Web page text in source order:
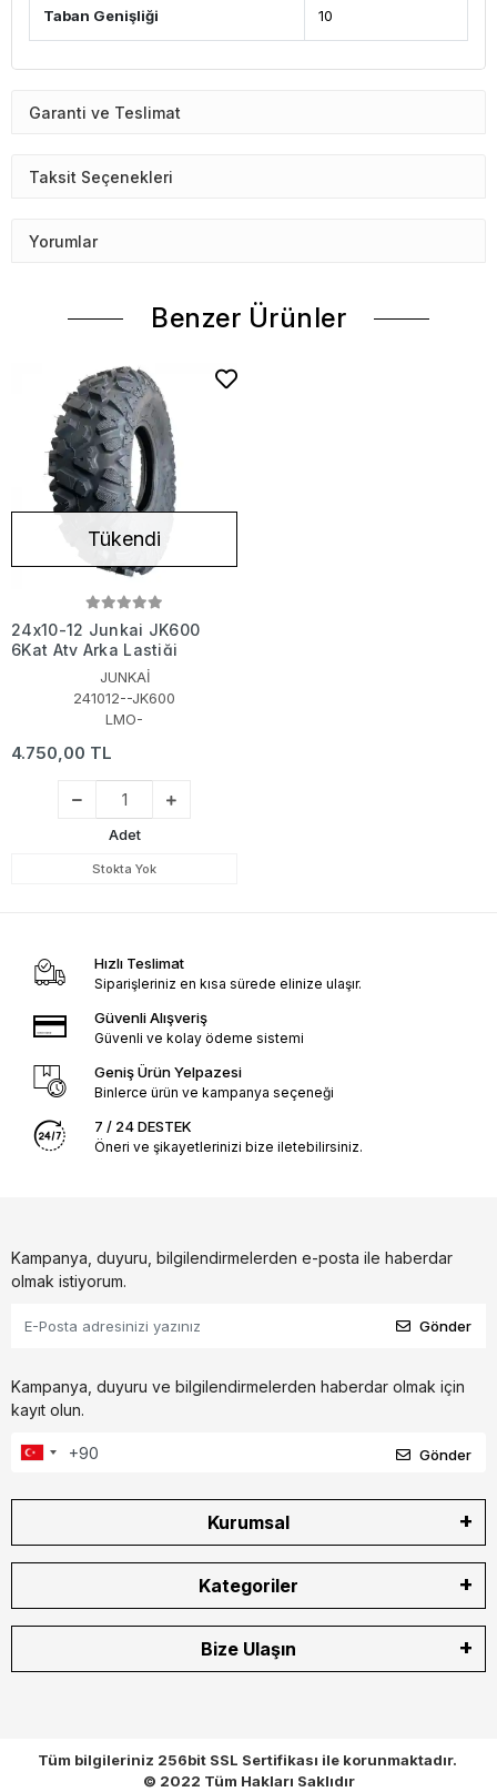
Taban Genişliği 10
Garanti ve Teslimat
Taksit Seçenekleri
Yorumlar
Benzer Ürünler
Tükendi
24x10-12 Junkai JK600
6Kat Atv Arka Lastiği
JUNKAİ
241012--JK600
LMO-
4.750,00 TL
Adet
Stokta Yok
Hızlı Teslimat
Siparişleriniz en kısa sürede elinize ulaşır.
Güvenli Alışveriş
Güvenli ve kolay ödeme sistemi
Geniş Ürün Yelpazesi
Binlerce ürün ve kampanya seçeneği
7 / 24 DESTEK
Öneri ve şikayetlerinizi bize iletebilirsiniz.
Kampanya, duyuru, bilgilendirmelerden e-posta ile haberdar
olmak istiyorum.
Gönder
Kampanya, duyuru ve bilgilendirmelerden haberdar olmak için
kayıt olun.
Gönder
Kurumsal
Kategoriler
Bize Ulaşın
Tüm bilgileriniz 256bit SSL Sertifikası ile korunmaktadır.
© 2022 Tüm Hakları Saklıdır